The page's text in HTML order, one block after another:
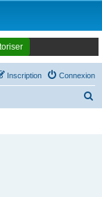
Connexion
Inscription